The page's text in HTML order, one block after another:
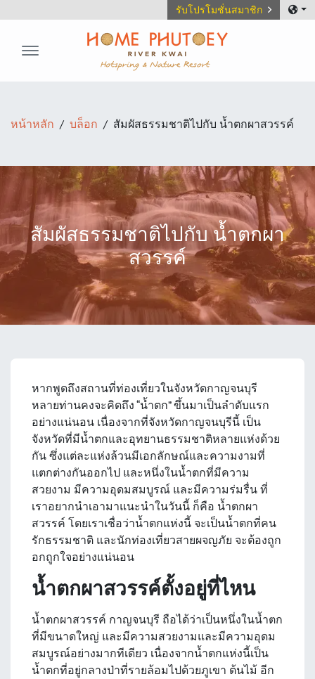
รับโปรโมชั่นสมาชิก
หน้าหลัก บล็อก สัมผัสธรรมชาติไปกับ น้ำตกผาสวรรค์
สัมผัสธรรมชาติไปกับ น้ำตกผา
สวรรค์
หากพูดถึงสถานที่ท่องเที่ยวในจังหวัดกาญจนบุรี
หลายท่านคงจะคิดถึง “น้ำตก” ขึ้นมาเป็นลำดับแรก
อย่างแน่นอน เนื่องจากที่จังหวัดกาญจนบุรีนี้ เป็น
จังหวัดที่มีน้ำตกและอุทยานธรรมชาติหลายแห่งด้วย
กัน ซึ่งแต่ละแห่งล้วนมีเอกลักษณ์และความงามที่
แตกต่างกันออกไป และหนึ่งในน้ำตกที่มีความ
สวยงาม มีความอุดมสมบูรณ์ และมีความร่มรื่น ที่
เราอยากนำเอามาแนะนำในวันนี้ ก็คือ น้ำตกผา
สวรรค์ โดยเราเชื่อว่าน้ำตกแห่งนี้ จะเป็นน้ำตกที่คน
รักธรรมชาติ และนักท่องเที่ยวสายผจญภัย จะต้องถูก
อกถูกใจอย่างแน่นอน
น้ำตกผาสวรรค์ตั้งอยู่ที่ไหน
น้ำตกผาสวรรค์ กาญจนบุรี ถือได้ว่าเป็นหนึ่งในน้ำตก
ที่มีขนาดใหญ่ และมีความสวยงามและมีความอุดม
สมบูรณ์อย่างมากทีเดียว เนื่องจากน้ำตกแห่งนี้เป็น
น้ำตกที่อยู่กลางป่าที่รายล้อมไปด้วยภูเขา ต้นไม้ อีก